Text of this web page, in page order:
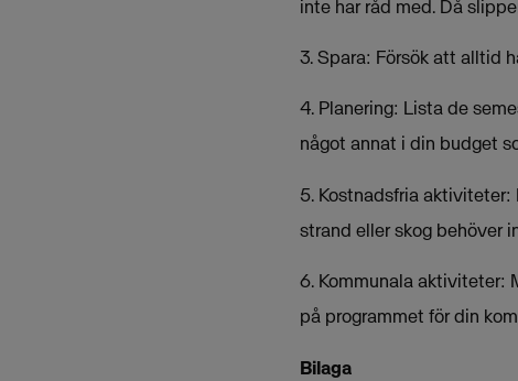
inte har råd med. Då
3. Spara: Försök att alltid
4. Planering: Lista de
något annat i din budget
5. Kostnadsfria
strand eller skog behöver
6. Kommunala aktiviteter:
på programmet för din
Bilaga